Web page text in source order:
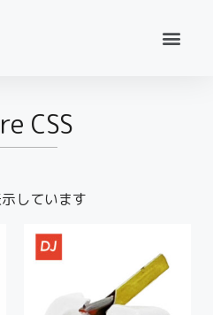
CSS
しています